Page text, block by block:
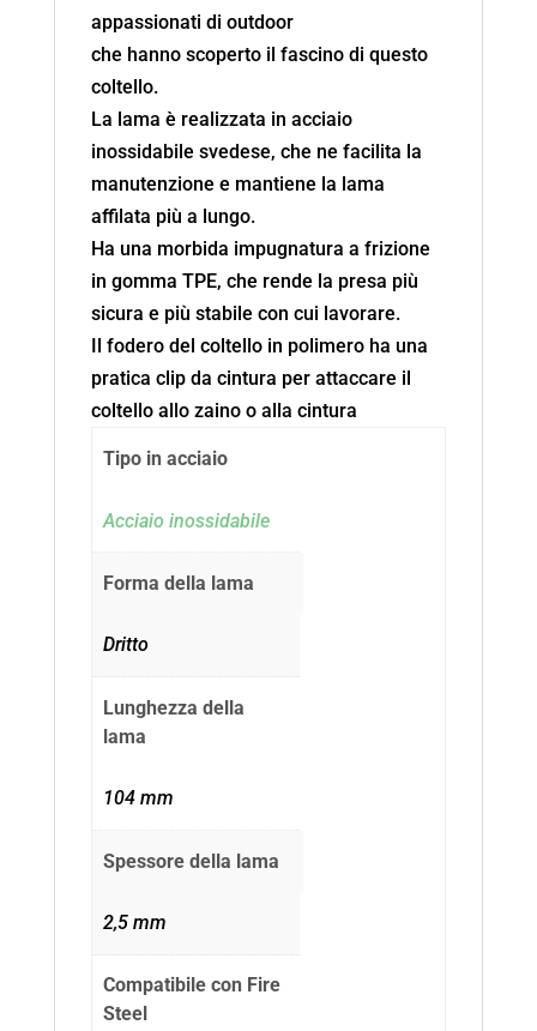
appassionati di outdoor
che hanno scoperto il fascino di questo
coltello.
La lama è realizzata in acciaio
inossidabile svedese, che ne facilita la
manutenzione e mantiene la lama
affilata più a lungo.
Ha una morbida impugnatura a frizione
in gomma TPE, che rende la presa più
sicura e più stabile con cui lavorare.
Il fodero del coltello in polimero ha una
pratica clip da cintura per attaccare il
coltello allo zaino o alla cintura
Tipo in acciaio
Acciaio inossidabile
Forma della lama
Dritto
Lunghezza della
lama
104 mm
Spessore della lama
2,5 mm
Compatibile con Fire
Steel